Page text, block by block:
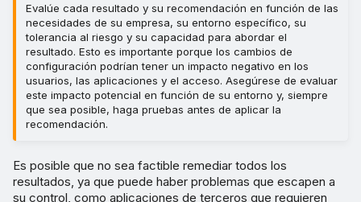
Evalúe cada resultado y su recomendación en función de las
necesidades de su empresa, su entorno específico, su
tolerancia al riesgo y su capacidad para abordar el
resultado. Esto es importante porque los cambios de
configuración podrían tener un impacto negativo en los
usuarios, las aplicaciones y el acceso. Asegúrese de evaluar
este impacto potencial en función de su entorno y, siempre
que sea posible, haga pruebas antes de aplicar la
recomendación.
Es posible que no sea factible remediar todos los
resultados, ya que puede haber problemas que escapen a
su control, como aplicaciones de terceros que requieren